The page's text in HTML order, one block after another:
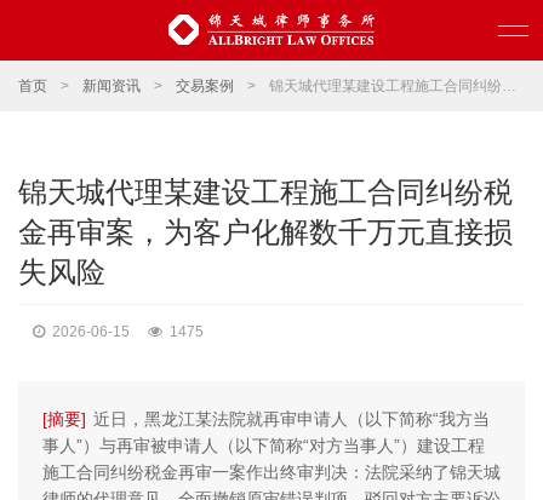
首页 > 新闻资讯 > 交易案例 > 锦天城代理某建设工程施工合同纠纷税金再审案，为客户化解数千万元直接损失风险
锦天城代理某建设工程施工合同纠纷税
金再审案，为客户化解数千万元直接损
失风险
2026-06-15 1475
[摘要] 近日，黑龙江某法院就再审申请人（以下简称“我方当
事人”）与再审被申请人（以下简称“对方当事人”）建设工程
施工合同纠纷税金再审一案作出终审判决：法院采纳了锦天城